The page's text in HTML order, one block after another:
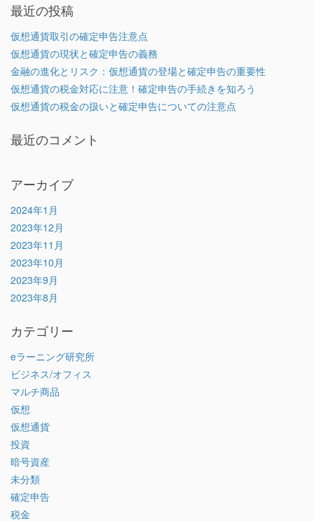
最近の投稿
仮想通貨取引の確定申告注意点
仮想通貨の現状と確定申告の義務
金融の進化とリスク：仮想通貨の登場と確定申告の重要性
仮想通貨の税金対応に注意！確定申告の手続きを知ろう
仮想通貨の税金の扱いと確定申告についての注意点
最近のコメント
アーカイブ
2024年1月
2023年12月
2023年11月
2023年10月
2023年9月
2023年8月
カテゴリー
eラーニング研究所
ビジネス/オフィス
マルチ商品
仮想
仮想通貨
投資
暗号資産
未分類
確定申告
税金